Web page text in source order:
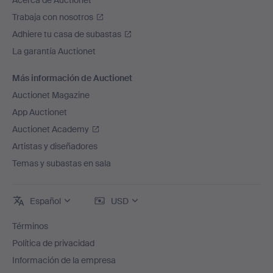
Trabaja con nosotros
Adhiere tu casa de subastas
La garantía Auctionet
Más información de Auctionet
Auctionet Magazine
App Auctionet
Auctionet Academy
Artistas y diseñadores
Temas y subastas en sala
Español USD
Términos
Política de privacidad
Información de la empresa